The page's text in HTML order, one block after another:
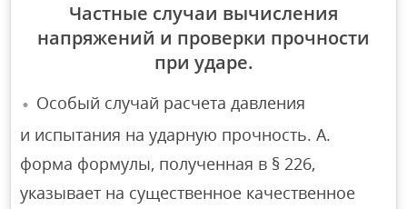
Частные случаи вычисления
напряжений и проверки прочности
при ударе.
Особый случай расчета давления
и испытания на ударную прочность. A.
форма формулы, полученная в § 226,
указывает на существенное качественное